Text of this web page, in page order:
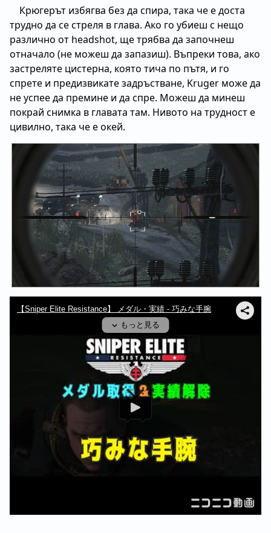
Крюгерът избягва без да спира, така че е доста
трудно да се стреля в глава. Ако го убиеш с нещо
различно от headshot, ще трябва да започнеш
отначало (не можеш да запазиш). Въпреки това, ако
застреляте цистерна, която тича по пътя, и го
спрете и предизвикате задръстване, Kruger може да
не успее да премине и да спре. Можеш да минеш
покрай снимка в главата там. Нивото на трудност е
цивилно, така че е окей.